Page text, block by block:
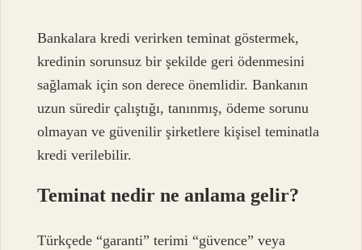
Bankalara kredi verirken teminat göstermek,
kredinin sorunsuz bir şekilde geri ödenmesini
sağlamak için son derece önemlidir. Bankanın
uzun süredir çalıştığı, tanınmış, ödeme sorunu
olmayan ve güvenilir şirketlere kişisel teminatla
kredi verilebilir.
Teminat nedir ne anlama gelir?
Türkçede “garanti” terimi “güvence” veya